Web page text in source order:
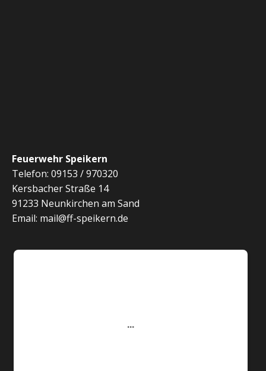
Feuerwehr Speikern
Telefon: 09153 / 970320
Kersbacher Straße 14
91233 Neunkirchen am Sand
Email: mail@ff-speikern.de